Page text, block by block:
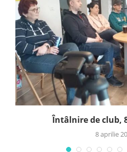
Întâlnire de club,
8 aprilie